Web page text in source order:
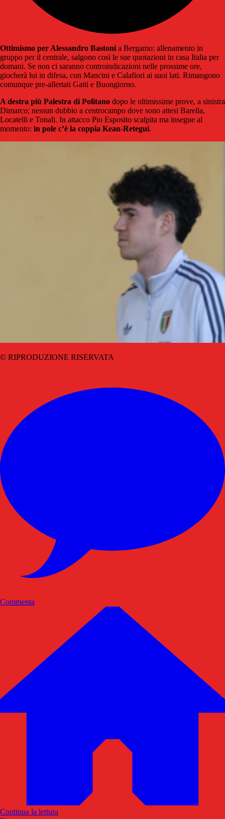
Ottimismo per Alessandro Bastoni a Bergamo: allenamento in
gruppo per il centrale, salgono così le sue quotazioni in casa Italia per
domani. Se non ci saranno controindicazioni nelle prossime ore,
giocherà lui in difesa, con Mancini e Calafiori ai suoi lati. Rimangono
comunque pre-allertati Gatti e Buongiorno.
A destra più Palestra di Politano dopo le ultimissime prove, a sinistra
Dimarco; nessun dubbio a centrocampo dove sono attesi Barella,
Locatelli e Tonali. In attacco Pio Esposito scalpita ma insegue al
momento: in pole c’è la coppia Kean-Retegui.
© RIPRODUZIONE RISERVATA
Commenta
Continua la lettura